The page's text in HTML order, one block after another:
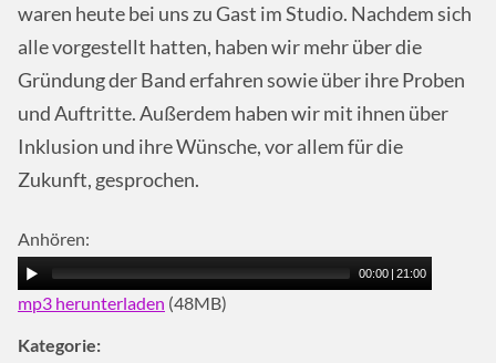
waren heute bei uns zu Gast im Studio. Nachdem sich
alle vorgestellt hatten, haben wir mehr über die
Gründung der Band erfahren sowie über ihre Proben
und Auftritte. Außerdem haben wir mit ihnen über
Inklusion und ihre Wünsche, vor allem für die
Zukunft, gesprochen.
Anhören:
00:00 | 21:00
mp3 herunterladen (48MB)
Kategorie: